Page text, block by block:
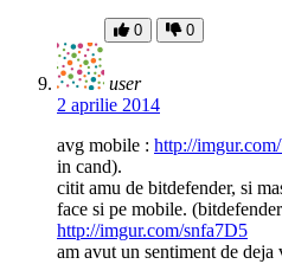
0 0
user
2 aprilie 2014
avg mobile : http://
in cand).
citit amu de bitdefender, si
face si pe mobile.
http://imgur.com/snfa7D5
am avut un sentiment de deja